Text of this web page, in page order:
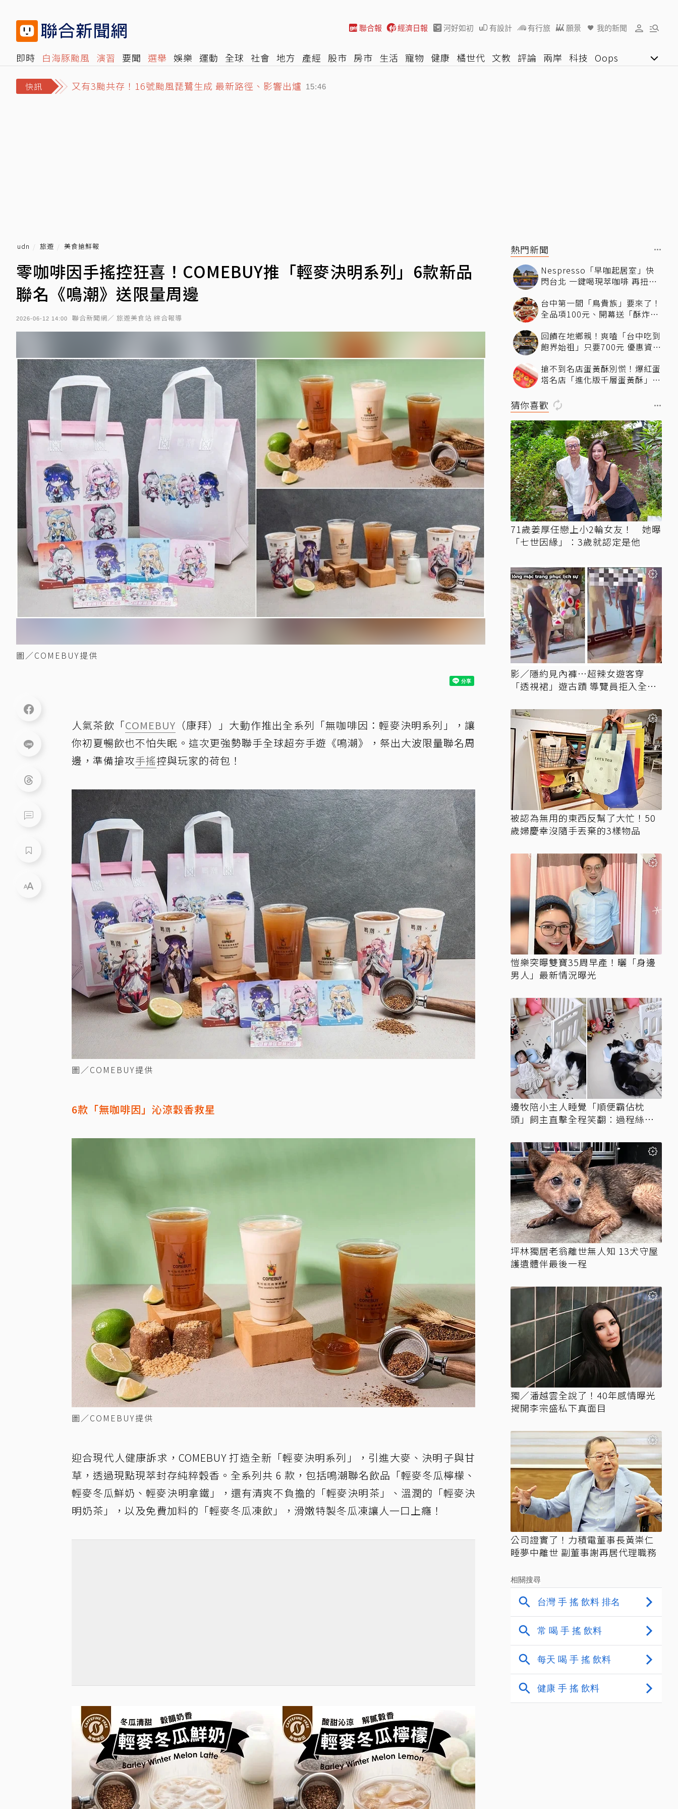
聯合報 經濟日報 河好如初 有設計 有行旅 願景 我的新聞
即時 白海豚颱風 演習 要聞 選舉 娛樂 運動 全球 社會 地方 產經 股市 房市 生活 寵物 健康 橘世代 文教 評論 兩岸 科技 Oops
快訊
又有3颱共存！16號颱風琵鷺生成 最新路徑、影響出爐
政院月底拍板總預算案 明年度國防預算將創新高上看1.1兆 15:34
udn 旅遊 美食搶鮮報
零咖啡因手搖控狂喜！COMEBUY推「輕麥決明系列」6款新品
聯名《鳴潮》送限量周邊
2026-06-12 14:00 聯合新聞網／ 旅遊美食站 綜合報導
圖／COMEBUY提供
人氣茶飲「COMEBUY （康拜）」大動作推出全系列「無咖啡因：輕麥決明系列」，讓
你初夏暢飲也不怕失眠。這次更強勢聯手全球超夯手遊《鳴潮》，祭出大波限量聯名周
邊，準備搶攻手搖控與玩家的荷包！
圖／COMEBUY提供
6款「無咖啡因」沁涼穀香救星
圖／COMEBUY提供
迎合現代人健康訴求，COMEBUY 打造全新「輕麥決明系列」，引進大麥、決明子與甘
草，透過現點現萃封存純粹穀香。全系列共 6 款，包括鳴潮聯名飲品「輕麥冬瓜檸檬、
輕麥冬瓜鮮奶、輕麥決明拿鐵」，還有清爽不負擔的「輕麥決明茶」、溫潤的「輕麥決
明奶茶」，以及免費加料的「輕麥冬瓜凍飲」，滑嫩特製冬瓜凍讓人一口上癮！
熱門新聞
Nespresso「早咖起居室」快
閃台北 一鍵喝現萃咖啡 再扭
台中第一間「鳥貴族」要來了！
全品項100元、開幕送「酥炸南
回饋在地鄉親！爽嗑「台中吃到
飽界始祖」只要700元 優惠資
搶不到名店蛋黃酥別慌！爆紅蛋
塔名店「進化版千層蛋黃酥」限
酥」第2件半價
猜你喜歡
71歲姜厚任戀上小2輪女友！ 她曝
「七世因緣」：3歲就認定是他
影／隱約見內褲…超辣女遊客穿
「透視裙」遊古蹟 導覽員拒入全網
被認為無用的東西反幫了大忙！50
歲婦慶幸沒隨手丟棄的3樣物品
愷樂突曝雙寶35周早產！曬「身邊
男人」最新情況曝光
邊牧陪小主人睡覺「順便霸佔枕
頭」飼主直擊全程笑翻：過程絲滑
坪林獨居老翁離世無人知 13犬守屋
護遺體伴最後一程
獨／潘越雲全說了！40年感情曝光
揭開李宗盛私下真面目
公司證實了！力積電董事長黃崇仁
睡夢中離世 副董事謝再居代理職務